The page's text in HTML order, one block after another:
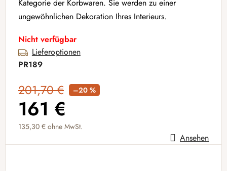
Kategorie der Korbwaren. Sie werden zu einer
ungewöhnlichen Dekoration Ihres Interieurs.
Nicht verfügbar
Lieferoptionen
PR189
201,70 € –20 %
161 €
135,30 € ohne MwSt.
Verkaufspreis: Ansehen